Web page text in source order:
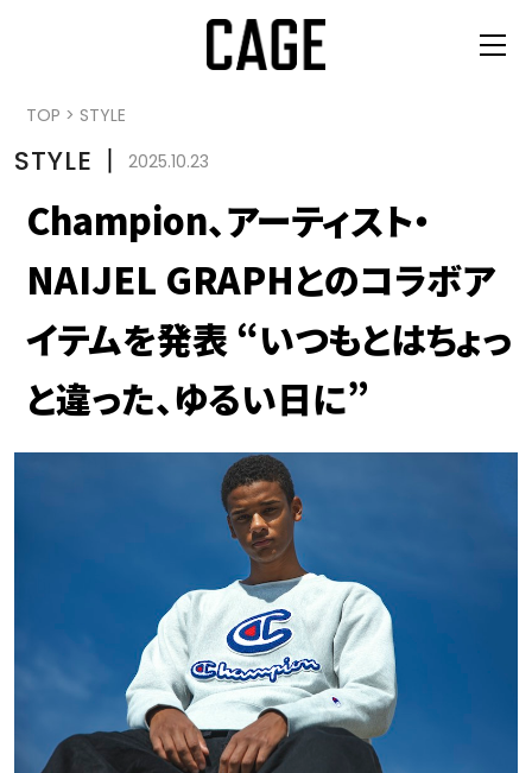
TOP > STYLE
STYLE 丨 2025.10.23
Champion、アーティスト・
NAIJEL GRAPHとのコラボア
イテムを発表 “いつもとはちょっ
と違った、ゆるい日に”